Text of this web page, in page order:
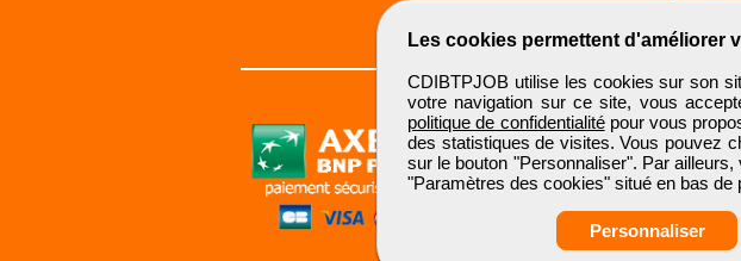
Les cookies permettent d'améliorer
CDIBTPJOB utilise les cookies sur son
votre navigation sur ce site, vous
politique de confidentialitépour vous
des statistiques de visites. Vous pouvez
sur le bouton "Personnaliser". Par
"Paramètres des cookies" situé en bas de
Personnaliser